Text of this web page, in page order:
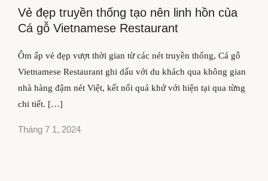
Vẻ đẹp truyền thống tạo nên linh hồn của
Cá gỗ Vietnamese Restaurant
Ôm ấp vẻ đẹp vượt thời gian từ các nét truyền thống, Cá gỗ
Vietnamese Restaurant ghi dấu với du khách qua không gian
nhà hàng đậm nét Việt, kết nối quá khứ với hiện tại qua từng
chi tiết. […]
Tháng 7 1, 2024